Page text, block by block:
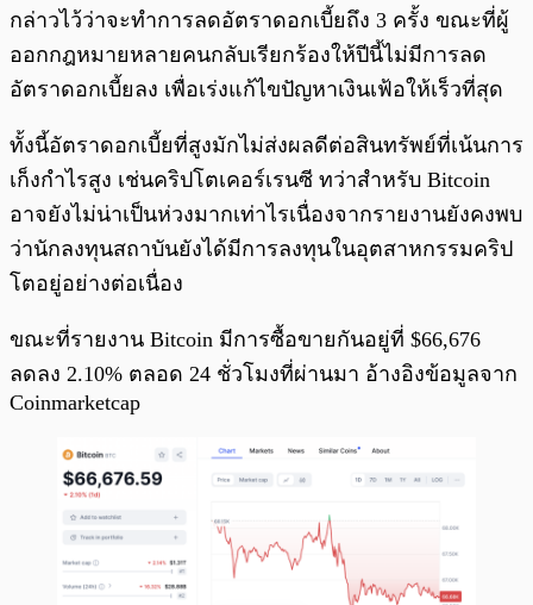
กล่าวไว้ว่าจะทำการลดอัตราดอกเบี้ยถึง 3 ครั้ง ขณะที่ผู้
ออกกฎหมายหลายคนกลับเรียกร้องให้ปีนี้ไม่มีการลด
อัตราดอกเบี้ยลง เพื่อเร่งแก้ไขปัญหาเงินเฟ้อให้เร็วที่สุด
ทั้งนี้อัตราดอกเบี้ยที่สูงมักไม่ส่งผลดีต่อสินทรัพย์ที่เน้นการ
เก็งกำไรสูง เช่นคริปโตเคอร์เรนซี ทว่าสำหรับ Bitcoin
อาจยังไม่น่าเป็นห่วงมากเท่าไรเนื่องจากรายงานยังคงพบ
ว่านักลงทุนสถาบันยังได้มีการลงทุนในอุตสาหกรรมคริป
โตอยู่อย่างต่อเนื่อง
ขณะที่รายงาน Bitcoin มีการซื้อขายกันอยู่ที่ $66,676
ลดลง 2.10% ตลอด 24 ชั่วโมงที่ผ่านมา อ้างอิงข้อมูลจาก
Coinmarketcap